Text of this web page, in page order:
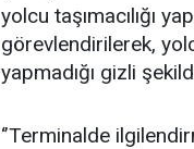
yolcu taşımacılığı
görevlendirilerek,
yapmadığı gizli
‘’Terminalde